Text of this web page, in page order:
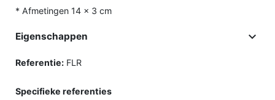
* Afmetingen 14 x 3 cm
Eigenschappen 
Referentie: FLR
Specifieke referenties